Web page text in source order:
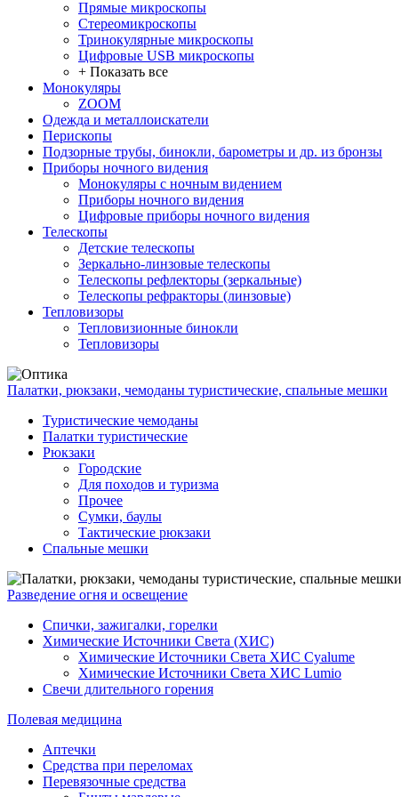
Прямые микроскопы
Стереомикроскопы
Тринокулярные микроскопы
Цифровые USB микроскопы
+ Показать все
Монокуляры
ZOOM
Одежда и металлоискатели
Перископы
Подзорные трубы, бинокли, барометры и др. из бронзы
Приборы ночного видения
Монокуляры с ночным видением
Приборы ночного видения
Цифровые приборы ночного видения
Телескопы
Детские телескопы
Зеркально-линзовые телескопы
Телескопы рефлекторы (зеркальные)
Телескопы рефракторы (линзовые)
Тепловизоры
Тепловизионные бинокли
Тепловизоры
Палатки, рюкзаки, чемоданы туристические, спальные мешки
Туристические чемоданы
Палатки туристические
Рюкзаки
Городские
Для походов и туризма
Прочее
Сумки, баулы
Тактические рюкзаки
Спальные мешки
Разведение огня и освещение
Спички, зажигалки, горелки
Химические Источники Света (ХИС)
Химические Источники Света ХИС Cyalume
Химические Источники Света ХИС Lumio
Свечи длительного горения
Полевая медицина
Аптечки
Средства при переломах
Перевязочные средства